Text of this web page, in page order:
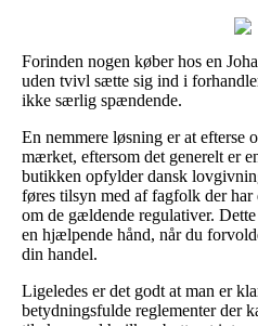
Forinden nogen køber hos en
uden tvivl sætte sig ind i
ikke særlig spændende.
En nemmere løsning er at efterse
mærket, eftersom det generelt er
butikken opfylder dansk
føres tilsyn med af fagfolk der
om de gældende regulativer.
en hjælpende hånd, når du
din handel.
Ligeledes er det godt at man er
betydningsfulde reglementer der